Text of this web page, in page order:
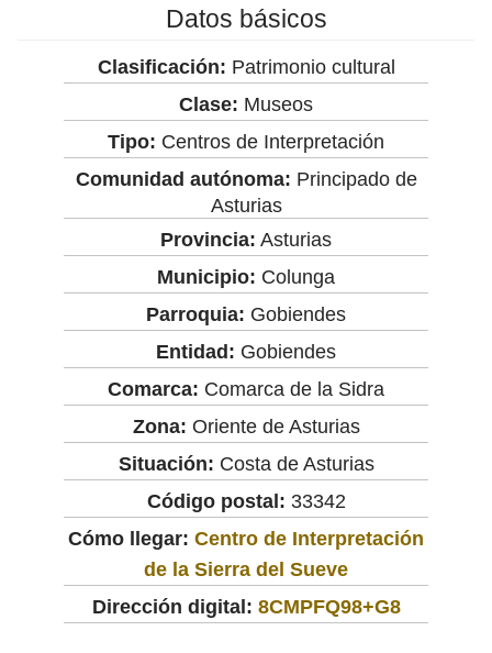
Datos básicos
Clasificación: Patrimonio cultural
Clase: Museos
Tipo: Centros de Interpretación
Comunidad autónoma: Principado de
Asturias
Provincia: Asturias
Municipio: Colunga
Parroquia: Gobiendes
Entidad: Gobiendes
Comarca: Comarca de la Sidra
Zona: Oriente de Asturias
Situación: Costa de Asturias
Código postal: 33342
Cómo llegar: Centro de Interpretación
de la Sierra del Sueve
Dirección digital: 8CMPFQ98+G8